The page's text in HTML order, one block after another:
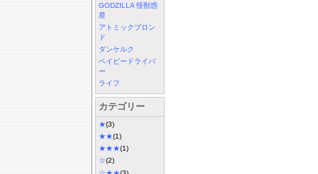
GODZILLA 怪獣惑
星
アトミックブロン
ド
ダンケルク
ベイビードライバ
ー
ライフ
カテゴリー
★(3)
★★(1)
★★★(1)
☆(2)